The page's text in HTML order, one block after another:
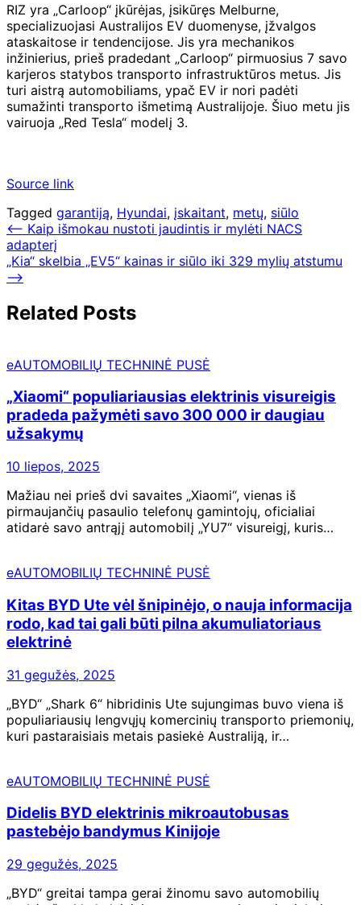
RIZ yra „Carloop“ įkūrėjas, įsikūręs Melburne,
specializuojasi Australijos EV duomenyse, įžvalgos
ataskaitose ir tendencijose. Jis yra mechanikos
inžinierius, prieš pradedant „Carloop“ pirmuosius 7 savo
karjeros statybos transporto infrastruktūros metus. Jis
turi aistrą automobiliams, ypač EV ir nori padėti
sumažinti transporto išmetimą Australijoje. Šiuo metu jis
vairuoja „Red Tesla“ modelį 3.
Source link
Tagged garantiją, Hyundai, įskaitant, metų, siūlo
Navigacija
tarp
įrašų
⟵ Kaip išmokau nustoti jaudintis ir mylėti NACS
adapterį
„Kia“ skelbia „EV5“ kainas ir siūlo iki 329 mylių atstumu
⟶
Related Posts
eAUTOMOBILIŲ TECHNINĖ PUSĖ
„Xiaomi“ populiariausias elektrinis visureigis
pradeda pažymėti savo 300 000 ir daugiau
užsakymų
10 liepos, 2025
Mažiau nei prieš dvi savaites „Xiaomi“, vienas iš
pirmaujančių pasaulio telefonų gamintojų, oficialiai
atidarė savo antrąjį automobilį „YU7“ visureigį, kuris…
eAUTOMOBILIŲ TECHNINĖ PUSĖ
Kitas BYD Ute vėl šnipinėjo, o nauja informacija
rodo, kad tai gali būti pilna akumuliatoriaus
elektrinė
31 gegužės, 2025
„BYD“ „Shark 6“ hibridinis Ute sujungimas buvo viena iš
populiariausių lengvųjų komercinių transporto priemonių,
kuri pastaraisiais metais pasiekė Australiją, ir…
eAUTOMOBILIŲ TECHNINĖ PUSĖ
Didelis BYD elektrinis mikroautobusas
pastebėjo bandymus Kinijoje
29 gegužės, 2025
„BYD“ greitai tampa gerai žinomu savo automobilių